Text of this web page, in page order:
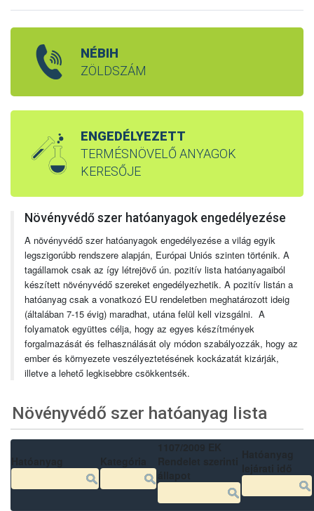
NÉBIH
ZÖLDSZÁM
ENGEDÉLYEZETT
TERMÉSNÖVELŐ ANYAGOK
KERESŐJE
Növényvédő szer hatóanyagok engedélyezése
A növényvédő szer hatóanyagok engedélyezése a világ egyik
legszigorúbb rendszere alapján, Európai Uniós szinten történik. A
tagállamok csak az így létrejövő ún. pozitív lista hatóanyagaiból
készített növényvédő szereket engedélyezhetik. A pozitív listán a
hatóanyag csak a vonatkozó EU rendeletben meghatározott ideig
(általában 7-15 évig) maradhat, utána felül kell vizsgálni. A
folyamatok együttes célja, hogy az egyes készítmények
forgalmazását és felhasználását oly módon szabályozzák, hogy az
ember és környezete veszélyeztetésének kockázatát kizárják,
illetve a lehető legkisebbre csökkentsék.
Növényvédő szer hatóanyag lista